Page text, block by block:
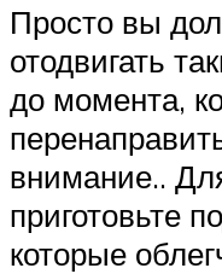
Просто вы
отодвигать
до момента,
внимание..
приготовьте
которые